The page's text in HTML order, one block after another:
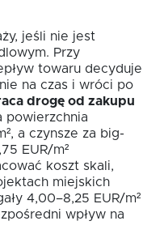
jeśli nie jest
Przy
towaru decyduje
na czas i wróci po
drogę od zakupu
powierzchnia
a czynsze za big-
EUR/m²
koszt skali,
miejskich
4,00–8,25 EUR/m²
wpływ na